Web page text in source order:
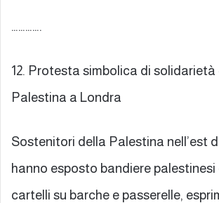
………….
12. Protesta simbolica di solidarietà
Palestina a Londra
Sostenitori della Palestina nell’est
hanno esposto bandiere
cartelli su barche e passerelle,